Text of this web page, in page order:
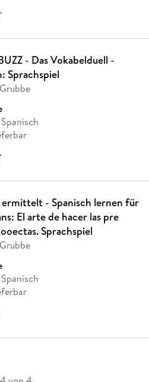
*
- Das Vokabelduell -
Sprachspiel
*
- Spanisch lernen für
El arte de hacer las pre
Sprachspiel